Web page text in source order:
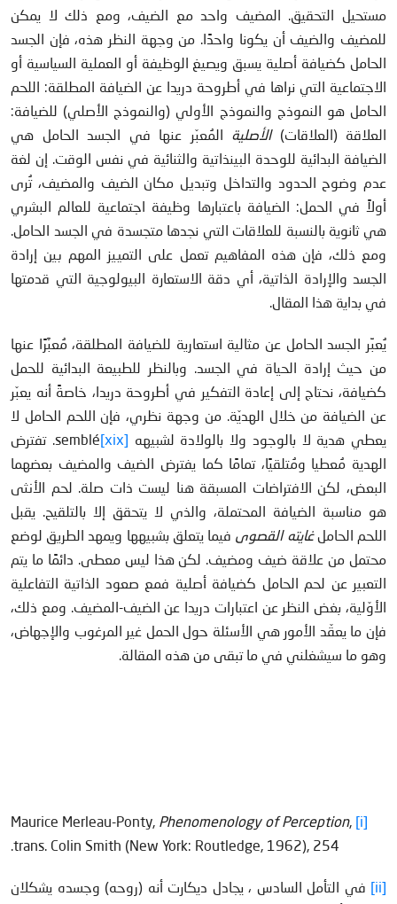
مستحيل التحقيق. المضيف واحد مع الضيف، ومع ذلك لا يمكن
للمضيف والضيف أن يكونا واحدًا. من وجهة النظر هذه، فإن الجسد
الحامل كضيافة أصلية يسبق ويصيغ الوظيفة أو العملية السياسية أو
الاجتماعية التي نراها في أطروحة دريدا عن الضيافة المطلقة: اللحم
الحامل هو النموذج والنموذج الأولي (والنموذج الأصلي) للضيافة:
العلاقة (العلاقات)الأصلية المُعبّر عنها في الجسد الحامل هي
الضيافة البدائية للوحدة البينذاتية والثنائية في نفس الوقت. إن لغة
عدم وضوح الحدود والتداخل وتبديل مكان الضيف والمضيف، تُرى
أولاً في الحمل: الضيافة باعتبارها وظيفة اجتماعية للعالم البشري
هي ثانوية بالنسبة للعلاقات التي نجدها متجسدة في الجسد الحامل.
ومع ذلك، فإن هذه المفاهيم تعمل على التمييز المهم بين إرادة
الجسد والإرادة الذاتية، أي دقة الاستعارة البيولوجية التي قدمتها
في بداية هذا المقال.
يُعبِّر الجسد الحامل عن مثالية استعارية للضيافة المطلقة، مُعبَّرًا عنها
من حيث إرادة الحياة في الجسد. وبالنظر للطبيعة البدائية للحمل
كضيافة، نحتاج إلى إعادة التفكير في أطروحة دريدا، خاصةً أنه يعبّر
عن الضيافة من خلال الهديّة. من وجهة نظري، فإن اللحم الحامل لا
يعطي هدية لا بالوجود ولا بالولادة لشبيهه semblé [xix]
. تفترض
الهدية مُعطيا ومُتلقيًا، تمامًا كما يفترض الضيف والمضيف بعضهما
البعض، لكن الافتراضات المسبقة هنا ليست ذات صلة. لحم الأنثى
هو مناسبة الضيافة المحتملة، والذي لا يتحقق إلا بالتلقيح. يقبل
اللحم الحاملغايته القصوى فيما يتعلق بشبيهها ويمهد الطريق لوضع
محتمل من علاقة ضيف ومضيف. لكن هذا ليس معطى. دائمًا ما يتم
التعبير عن لحم الحامل كضيافة أصلية فمع صعود الذاتية التفاعلية
الأوّلية، بغض النظر عن اعتبارات دريدا عن الضيف-المضيف. ومع ذلك،
فإن ما يعقّد الأمور هي الأسئلة حول الحمل غير المرغوب والإجهاض،
وهو ما سيشغلني في ما تبقى من هذه المقالة.
[i]
Phenomenology of Perception,
trans. Colin Smith (New York: Routledge, 1962), 254.
[ii]
في التأمل السادس ، يجادل ديكارت أنه (روحه) وجسده يشكلان